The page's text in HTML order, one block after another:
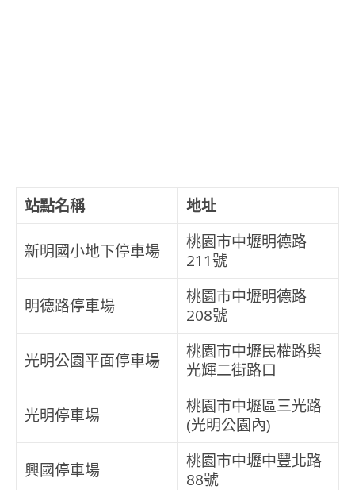
站點名稱 地址
新明國小地下停車場
桃園市中壢明德路
211號
明德路停車場
桃園市中壢明德路
208號
光明公園平面停車場
桃園市中壢民權路與
光輝二街路口
光明停車場
桃園市中壢區三光路
(光明公園內)
興國停車場
桃園市中壢中豐北路
88號